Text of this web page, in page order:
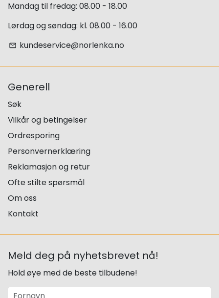
Mandag til fredag: 08.00 - 18.00
Lørdag og søndag: kl. 08.00 - 16.00
email kundeservice@norlenka.no
Generell
Søk
Vilkår og betingelser
Ordresporing
Personvernerklæring
Reklamasjon og retur
Ofte stilte spørsmål
Om oss
Kontakt
Meld deg på nyhetsbrevet nå!
Hold øye med de beste tilbudene!